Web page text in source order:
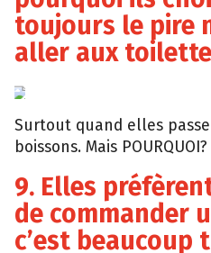
toujours le pire
aller aux
Giphy
Surtout quand elles
boissons. Mais POURQUOI?
9. Elles
de commander
c’est